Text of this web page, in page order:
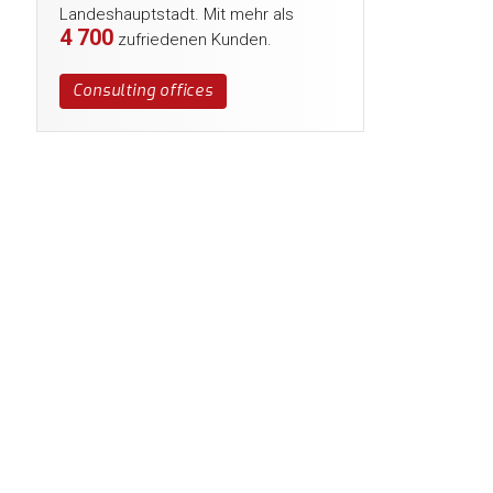
Landeshauptstadt. Mit mehr als
4 700 zufriedenen Kunden.
Consulting offices